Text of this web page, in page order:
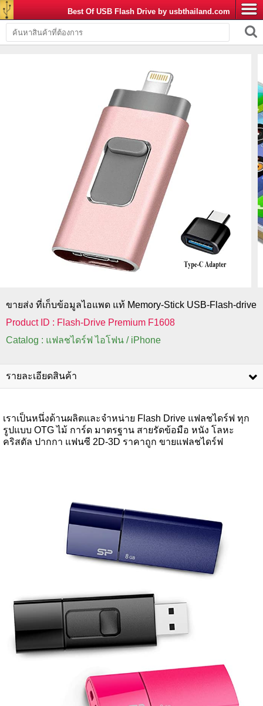
Best Of USB Flash Drive by usbthailand.com
ขายส่ง ที่เก็บข้อมูลไอแพด แท้ Memory-Stick USB-Flash-drive
Product ID : Flash-Drive Premium F1608
Catalog : แฟลชไดร์ฟ ไอโฟน / iPhone
รายละเอียดสินค้า
เราเป็นหนึ่งด้านผลิตและจำหน่าย Flash Drive แฟลชไดร์ฟ ทุก
รูปแบบ OTG ไม้ การ์ด มาตรฐาน สายรัดข้อมือ หนัง โลหะ
คริสตัล ปากกา แฟนซี 2D-3D ราคาถูก ขายแฟลชไดร์ฟ